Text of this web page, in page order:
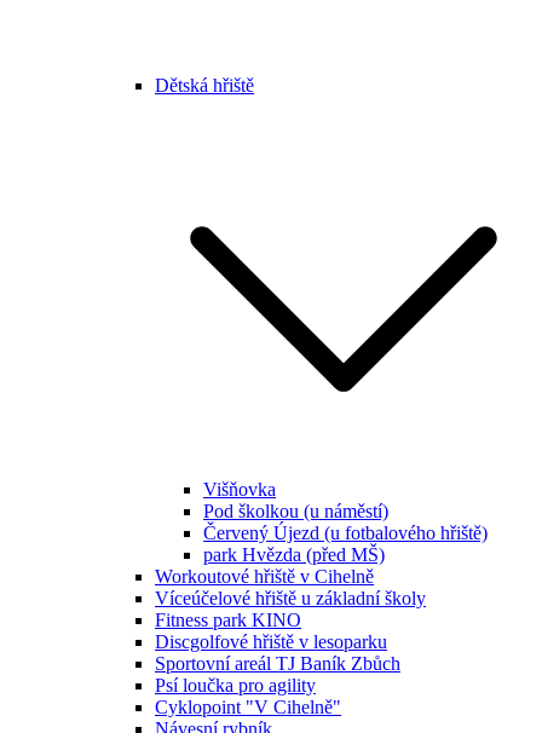
Dětská hřiště
Višňovka
Pod školkou (u náměstí)
Červený Újezd (u fotbalového hřiště)
park Hvězda (před MŠ)
Workoutové hřiště v Cihelně
Víceúčelové hřiště u základní školy
Fitness park KINO
Discgolfové hřiště v lesoparku
Sportovní areál TJ Baník Zbůch
Psí loučka pro agility
Cyklopoint "V Cihelně"
Návesní rybník